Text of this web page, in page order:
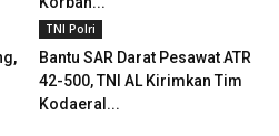
TNI Polri
Bantu SAR Darat Pesawat ATR
42-500, TNI AL Kirimkan Tim
Kodaeral...